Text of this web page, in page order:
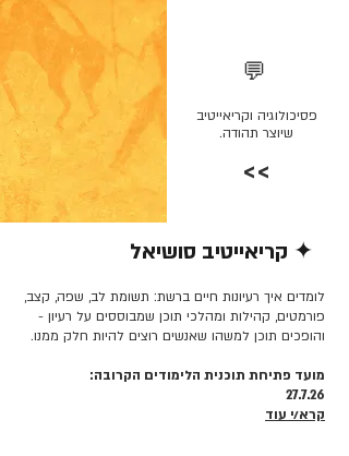
💬
פסיכולוגיה וקריאייטיב
שיוצר תהודה.
>>
✦ קריאייטיב סושיאל
לומדים איך רעיונות חיים ברשת: תשומת לב, שפה, קצב,
פורמטים, קהילות ומהלכי תוכן שמבוססים על רעיון -
והופכים תוכן למשהו שאנשים רוצים להיות חלק ממנו.
מועד פתיחת תוכנית הלימודים הקרובה:
27.7.26
קרא/י עוד